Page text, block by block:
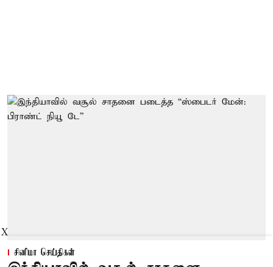
சினிமா செய்திகள்
X